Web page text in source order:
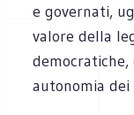
e governati,
valore della
democratiche,
autonomia dei